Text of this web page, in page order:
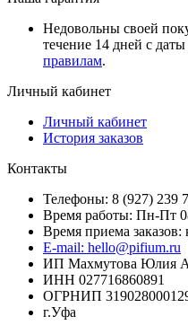
Недовольны своей
течение 14 дней с
правилам.
Личный кабинет
Личный кабинет
История заказов
Контакты
Телефоны: 8 (927) 239
Время работы: Пн-Пт
Время приема заказов:
E-mail: hello@pifium.ru
ИП Махмутова Юлия
ИНН 027716860891
ОГРНИП
г.Уфа